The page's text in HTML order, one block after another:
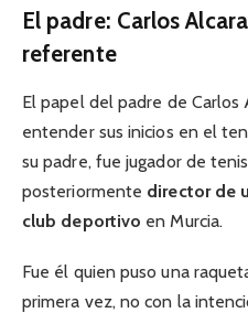
El padre: Carlos
referente
El papel del padre de
entender sus inicios en el
su padre, fue jugador de
posteriormente director de
club deportivo en Murcia.
Fue él quien puso una
primera vez, no con la